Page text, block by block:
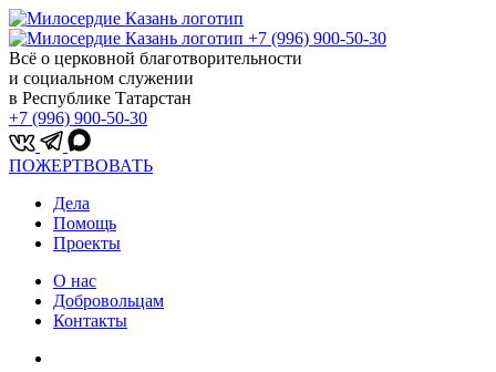
+7 (996) 900-50-30
Всё о церковной благотворительности
и социальном служении
в Республике Татарстан
+7 (996) 900-50-30
ПОЖЕРТВОВАТЬ
Дела
Помощь
Проекты
О нас
Добровольцам
Контакты